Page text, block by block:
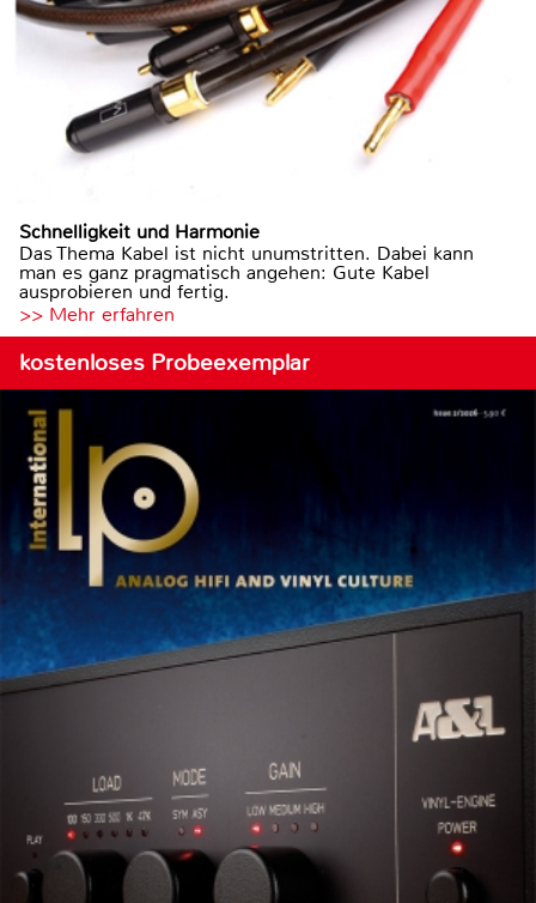
Schnelligkeit und Harmonie
Das Thema Kabel ist nicht unumstritten. Dabei kann
man es ganz pragmatisch angehen: Gute Kabel
ausprobieren und fertig.
>> Mehr erfahren
kostenloses Probeexemplar